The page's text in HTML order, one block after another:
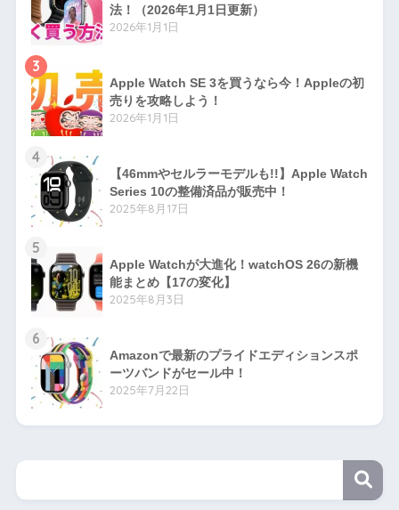
法！（2026年1月1日更新）
2026年1月1日
3
Apple Watch SE 3を買うなら今！Appleの初
売りを攻略しよう！
2026年1月1日
4
【46mmやセルラーモデルも!!】Apple Watch
Series 10の整備済品が販売中！
2025年8月17日
5
Apple Watchが大進化！watchOS 26の新機
能まとめ【17の変化】
2025年8月3日
6
Amazonで最新のプライドエディションスポ
ーツバンドがセール中！
2025年7月22日